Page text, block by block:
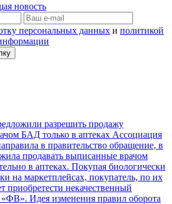
новость
персональных данных и политикой
разрешить продажу
БАД только в аптеках Ассоциация
в правительство обращение, в
продавать выписанные врачом
в аптеках. Покупая биологически
на маркетплейсах, покупатель, по их
приобретести некачественный
Идея изменения правил оборота